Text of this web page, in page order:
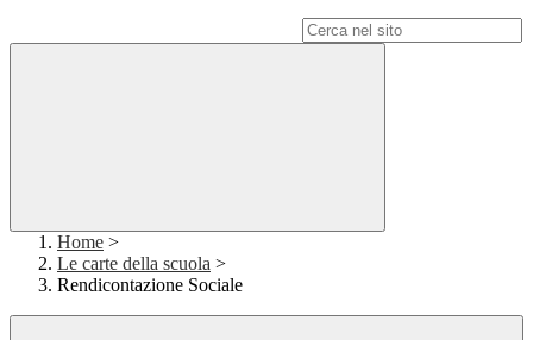
Home >
Le carte della scuola >
Rendicontazione Sociale